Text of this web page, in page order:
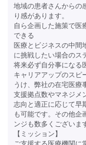
地域の患者さんからの
り感があります。
自ら企画した施策で医
できる
医療とビジネスの中間
に挑戦したい場合のス
将来必ず自分事になる
キャリアアップのスピ
うけ、弊社の在宅医療
支援拠点数やマネジメ
志向と適正に応じて早
も可能です。その他企
ンジも数多くございま
【ミッション】